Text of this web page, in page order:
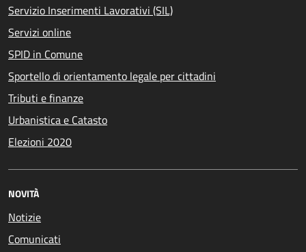
Servizio Inserimenti Lavorativi (SIL)
Servizi online
SPID in Comune
Sportello di orientamento legale per cittadini
Tributi e finanze
Urbanistica e Catasto
Elezioni 2020
NOVITÀ
Notizie
Comunicati